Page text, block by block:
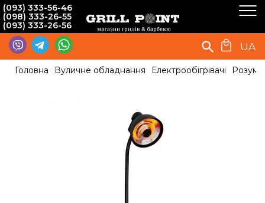
(093) 333-56-46
(098) 333-26-55
(093) 333-26-56
UA
Головна Вуличне обладнання Електрообігрівачі